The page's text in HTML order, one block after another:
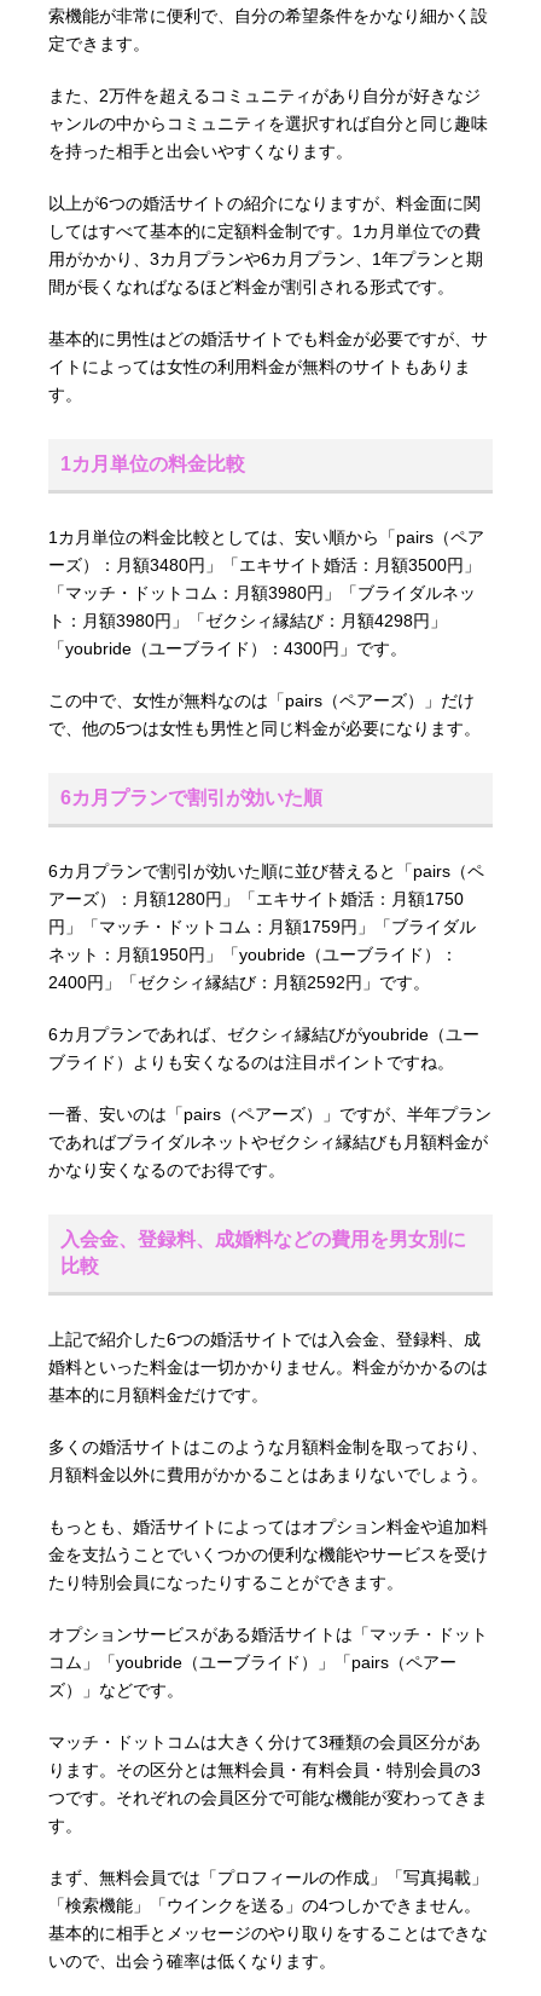
索機能が非常に便利で、自分の希望条件をかなり細かく設
定できます。
また、2万件を超えるコミュニティがあり自分が好きなジ
ャンルの中からコミュニティを選択すれば自分と同じ趣味
を持った相手と出会いやすくなります。
以上が6つの婚活サイトの紹介になりますが、料金面に関
してはすべて基本的に定額料金制です。1カ月単位での費
用がかかり、3カ月プランや6カ月プラン、1年プランと期
間が長くなればなるほど料金が割引される形式です。
基本的に男性はどの婚活サイトでも料金が必要ですが、サ
イトによっては女性の利用料金が無料のサイトもありま
す。
1カ月単位の料金比較
1カ月単位の料金比較としては、安い順から「pairs（ペア
ーズ）：月額3480円」「エキサイト婚活：月額3500円」
「マッチ・ドットコム：月額3980円」「ブライダルネッ
ト：月額3980円」「ゼクシィ縁結び：月額4298円」
「youbride（ユーブライド）：4300円」です。
この中で、女性が無料なのは「pairs（ペアーズ）」だけ
で、他の5つは女性も男性と同じ料金が必要になります。
6カ月プランで割引が効いた順
6カ月プランで割引が効いた順に並び替えると「pairs（ペ
アーズ）：月額1280円」「エキサイト婚活：月額1750
円」「マッチ・ドットコム：月額1759円」「ブライダル
ネット：月額1950円」「youbride（ユーブライド）：
2400円」「ゼクシィ縁結び：月額2592円」です。
6カ月プランであれば、ゼクシィ縁結びがyoubride（ユー
ブライド）よりも安くなるのは注目ポイントですね。
一番、安いのは「pairs（ペアーズ）」ですが、半年プラン
であればブライダルネットやゼクシィ縁結びも月額料金が
かなり安くなるのでお得です。
入会金、登録料、成婚料などの費用を男女別に
比較
上記で紹介した6つの婚活サイトでは入会金、登録料、成
婚料といった料金は一切かかりません。料金がかかるのは
基本的に月額料金だけです。
多くの婚活サイトはこのような月額料金制を取っており、
月額料金以外に費用がかかることはあまりないでしょう。
もっとも、婚活サイトによってはオプション料金や追加料
金を支払うことでいくつかの便利な機能やサービスを受け
たり特別会員になったりすることができます。
オプションサービスがある婚活サイトは「マッチ・ドット
コム」「youbride（ユーブライド）」「pairs（ペアー
ズ）」などです。
マッチ・ドットコムは大きく分けて3種類の会員区分があ
ります。その区分とは無料会員・有料会員・特別会員の3
つです。それぞれの会員区分で可能な機能が変わってきま
す。
まず、無料会員では「プロフィールの作成」「写真掲載」
「検索機能」「ウインクを送る」の4つしかできません。
基本的に相手とメッセージのやり取りをすることはできな
いので、出会う確率は低くなります。